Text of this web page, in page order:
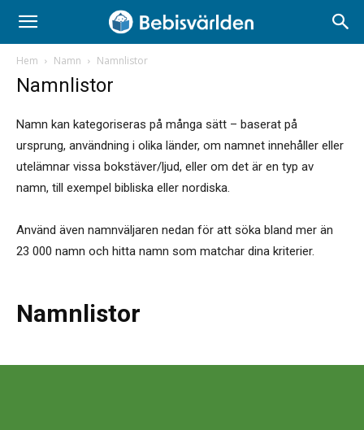
Hem Namn Namnlistor
Namnlistor
Namn kan kategoriseras på många sätt – baserat på
ursprung, användning i olika länder, om namnet innehåller eller
utelämnar vissa bokstäver/ljud, eller om det är en typ av
namn, till exempel bibliska eller nordiska.
Använd även namnväljaren nedan för att söka bland mer än
23 000 namn och hitta namn som matchar dina kriterier.
Namnlistor